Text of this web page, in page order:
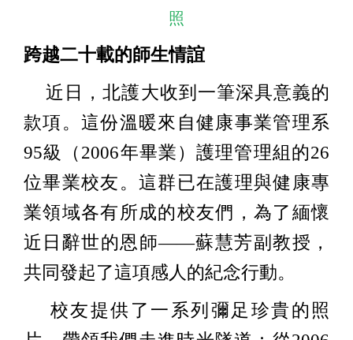
照
跨越二十載的師生情誼
近日，北護大收到一筆深具意義的
款項。這份溫暖來自健康事業管理系
95級（2006年畢業）護理管理組的26
位畢業校友。這群已在護理與健康專
業領域各有所成的校友們，為了緬懷
近日辭世的恩師——蘇慧芳副教授，
共同發起了這項感人的紀念行動。
校友提供了一系列彌足珍貴的照